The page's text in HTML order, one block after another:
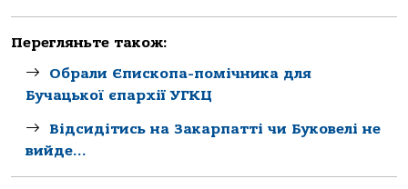
Перегляньте також:
Обрали Єпископа-помічника для
Бучацької єпархії УГКЦ
Відсидітись на Закарпатті чи Буковелі не
вийде…